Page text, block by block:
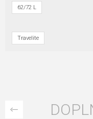
62/72 L
Travelite